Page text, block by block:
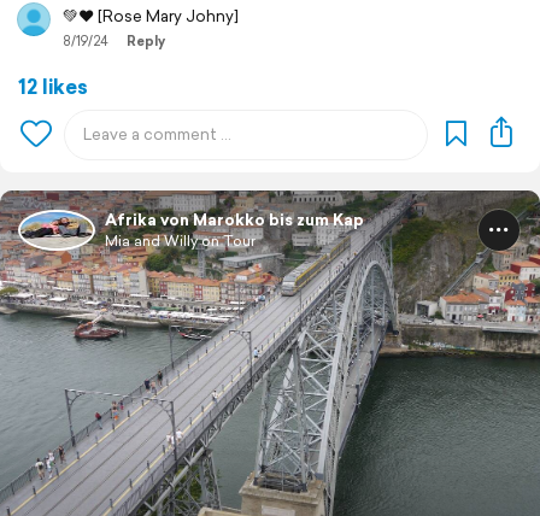
💚❤️ [Rose Mary Johny]
8/19/24 Reply
12 likes
Afrika von Marokko bis zum Kap
Mia and Willy on Tour